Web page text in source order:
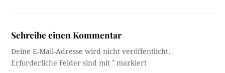
Schreibe einen Kommentar
Deine E-Mail-Adresse wird nicht veröffentlicht.
Erforderliche Felder sind mit* markiert